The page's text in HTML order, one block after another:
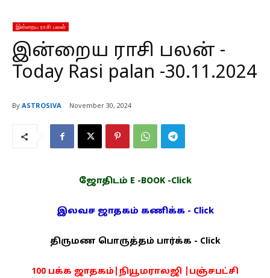
இன்றைய ராசி பலன்
இன்றைய ராசி பலன் -
Today Rasi palan -30.11.2024
By ASTROSIVA November 30, 2024
ஜோதிடம் E -BOOK -Click
இலவச ஜாதகம் கணிக்க - Click
திருமண பொருத்தம் பார்க்க - Click
100 பக்க ஜாதகம்|நியூமராலஜி |பஞ்சபட்சி